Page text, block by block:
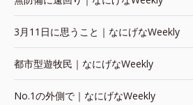
3月11日に思うこと｜なにげなWeekly
都市型遊牧民｜なにげなWeekly
No.1の外側で｜なにげなWeekly